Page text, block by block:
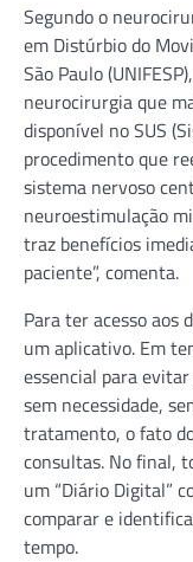
Segundo o
em Distúrbio do
São Paulo
neurocirurgia que
disponível no SUS
procedimento que
sistema nervoso
neuroestimulação
traz benefícios
paciente”, comenta.
Para ter acesso aos
um aplicativo. Em
essencial para
sem necessidade,
tratamento, o fato
consultas. No final,
um “Diário Digital”
comparar e
tempo.